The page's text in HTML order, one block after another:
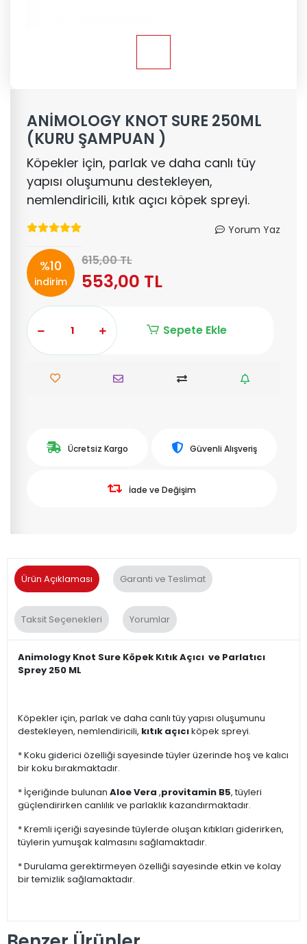
ANİMOLOGY KNOT SURE 250ML
(KURU ŞAMPUAN )
Köpekler için, parlak ve daha canlı tüy
yapısı oluşumunu destekleyen,
nemlendiricili, kıtık açıcı köpek spreyi.
Yorum Yaz
%10
indirim
615,00 TL
553,00 TL
Sepete Ekle
Ücretsiz Kargo Güvenli Alışveriş
İade ve Değişim
Ürün Açıklaması Garanti ve Teslimat
Taksit Seçenekleri Yorumlar
Animology Knot Sure Köpek Kıtık Açıcı ve Parlatıcı
Sprey 250 ML
Köpekler için, parlak ve daha canlı tüy yapısı oluşumunu
destekleyen, nemlendiricili, kıtık açıcıköpek spreyi.
* Koku giderici özelliği sayesinde tüyler üzerinde hoş ve kalıcı
bir koku bırakmaktadır.
* İçeriğinde bulunan Aloe Vera ,provitamin B5, tüyleri
güçlendirirken canlılık ve parlaklık kazandırmaktadır.
* Kremli içeriği sayesinde tüylerde oluşan kıtıkları giderirken,
tüylerin yumuşak kalmasını sağlamaktadır.
* Durulama gerektirmeyen özelliği sayesinde etkin ve kolay
bir temizlik sağlamaktadır.